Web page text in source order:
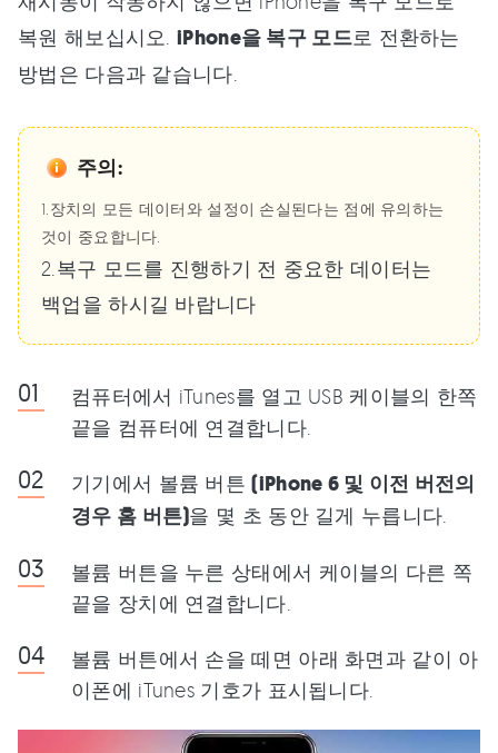
복원 해보십시오. iPhone을 복구 모드로 전환하는
방법은 다음과 같습니다.
주의:
1.장치의 모든 데이터와 설정이 손실된다는 점에 유의하는
것이 중요합니다.
2.복구 모드를 진행하기 전 중요한 데이터는
백업을 하시길 바랍니다
컴퓨터에서 iTunes를 열고 USB 케이블의 한쪽
끝을 컴퓨터에 연결합니다.
기기에서 볼륨 버튼(iPhone 6 및 이전 버전의
경우 홈 버튼)을 몇 초 동안 길게 누릅니다.
볼륨 버튼을 누른 상태에서 케이블의 다른 쪽
끝을 장치에 연결합니다.
볼륨 버튼에서 손을 떼면 아래 화면과 같이 아
이폰에 iTunes 기호가 표시됩니다.